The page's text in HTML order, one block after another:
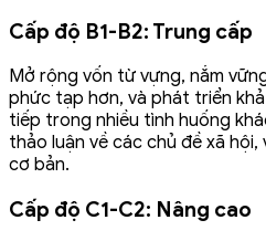
Cấp độ B1-B2: Trung cấp
Mở rộng vốn từ vựng, nắm
phức tạp hơn, và phát triển
tiếp trong nhiều tình huống
thảo luận về các chủ đề xã hội,
cơ bản.
Cấp độ C1-C2: Nâng cao